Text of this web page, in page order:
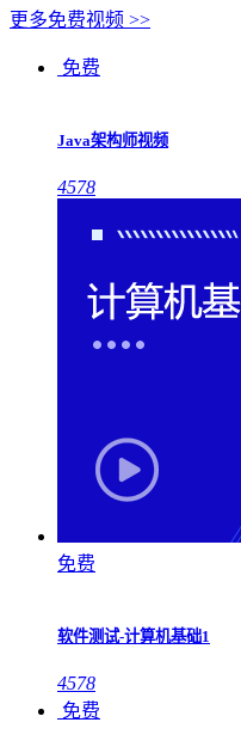
更多免费视频 >>
免费
Java架构师视频
4578
免费
软件测试-计算机基础1
4578
免费